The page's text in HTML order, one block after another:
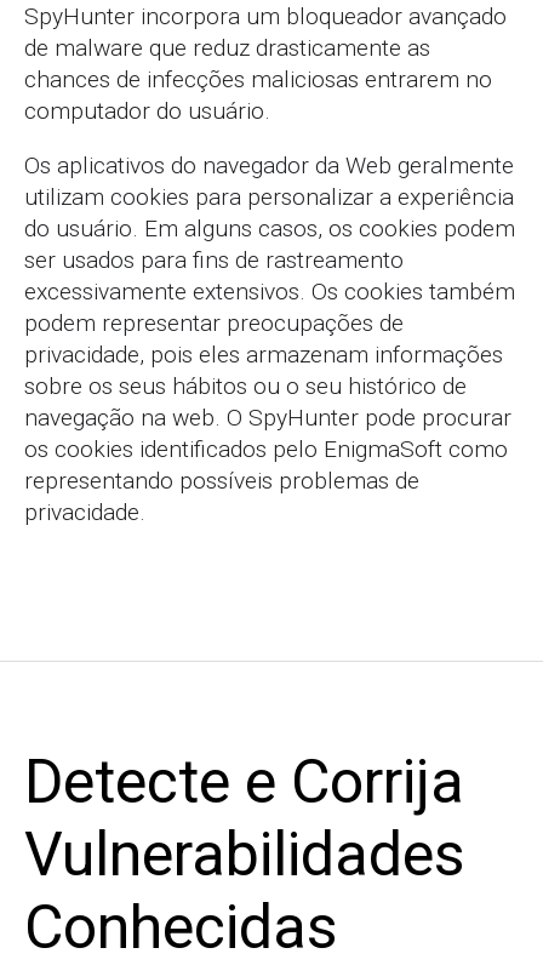
SpyHunter incorpora um bloqueador avançado
de malware que reduz drasticamente as
chances de infecções maliciosas entrarem no
computador do usuário.
Os aplicativos do navegador da Web geralmente
utilizam cookies para personalizar a experiência
do usuário. Em alguns casos, os cookies podem
ser usados para fins de rastreamento
excessivamente extensivos. Os cookies também
podem representar preocupações de
privacidade, pois eles armazenam informações
sobre os seus hábitos ou o seu histórico de
navegação na web. O SpyHunter pode procurar
os cookies identificados pelo EnigmaSoft como
representando possíveis problemas de
privacidade.
Detecte e Corrija
Vulnerabilidades
Conhecidas